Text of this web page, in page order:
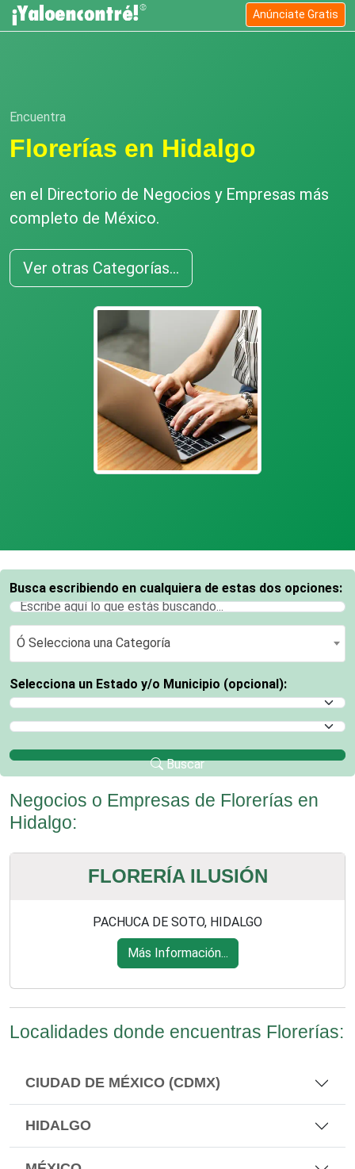
Anúnciate Gratis
Encuentra
Florerías en Hidalgo
en el Directorio de Negocios y Empresas más
completo de México.
Ver otras Categorías...
Busca escribiendo en cualquiera de estas dos opciones:
Ó Selecciona una Categoría
Ó Selecciona una Categoría
Selecciona un Estado y/o Municipio (opcional):
Selecciona un Estado
Selecciona un Municipio
Buscar
Negocios o Empresas de Florerías en
Hidalgo:
FLORERÍA ILUSIÓN
PACHUCA DE SOTO, HIDALGO
Más Información...
Localidades donde encuentras Florerías:
CIUDAD DE MÉXICO (CDMX)
HIDALGO